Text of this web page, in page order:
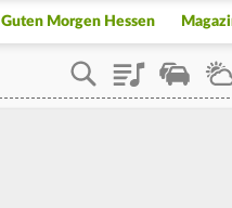
Guten Morgen Hessen
PlaylistStaupilot